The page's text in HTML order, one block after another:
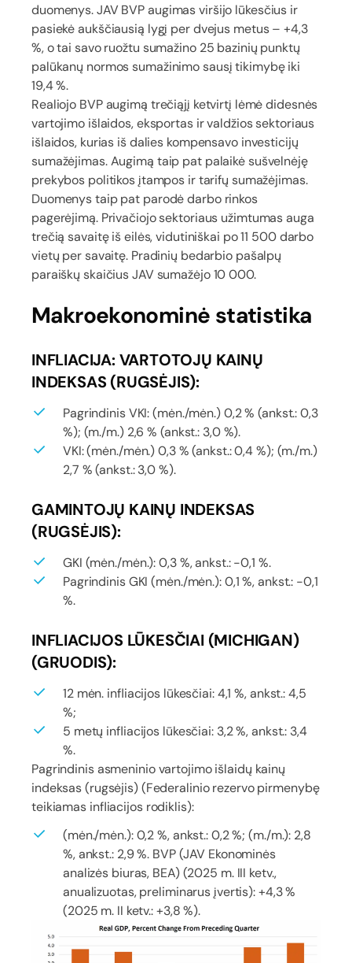
duomenys. JAV BVP augimas viršijo lūkesčius ir
pasiekė aukščiausią lygį per dvejus metus – +4,3
%, o tai savo ruožtu sumažino 25 bazinių punktų
palūkanų normos sumažinimo sausį tikimybę iki
19,4 %.
Realiojo BVP augimą trečiąjį ketvirtį lėmė didesnės
vartojimo išlaidos, eksportas ir valdžios sektoriaus
išlaidos, kurias iš dalies kompensavo investicijų
sumažėjimas. Augimą taip pat palaikė sušvelnėję
prekybos politikos įtampos ir tarifų sumažėjimas.
Duomenys taip pat parodė darbo rinkos
pagerėjimą. Privačiojo sektoriaus užimtumas auga
trečią savaitę iš eilės, vidutiniškai po 11 500 darbo
vietų per savaitę. Pradinių bedarbio pašalpų
paraiškų skaičius JAV sumažėjo 10 000.
Makroekonominė statistika
INFLIACIJA: VARTOTOJŲ KAINŲ
INDEKSAS (RUGSĖJIS):
Pagrindinis VKI: (mėn./mėn.) 0,2 % (ankst.: 0,3
%); (m./m.) 2,6 % (ankst.: 3,0 %).
VKI: (mėn./mėn.) 0,3 % (ankst.: 0,4 %); (m./m.)
2,7 % (ankst.: 3,0 %).
GAMINTOJŲ KAINŲ INDEKSAS
(RUGSĖJIS):
GKI (mėn./mėn.): 0,3 %, ankst.: -0,1 %.
Pagrindinis GKI (mėn./mėn.): 0,1 %, ankst.: -0,1
%.
INFLIACIJOS LŪKESČIAI (MICHIGAN)
(GRUODIS):
12 mėn. infliacijos lūkesčiai: 4,1 %, ankst.: 4,5
%;
5 metų infliacijos lūkesčiai: 3,2 %, ankst.: 3,4
%.
Pagrindinis asmeninio vartojimo išlaidų kainų
indeksas (rugsėjis) (Federalinio rezervo pirmenybę
teikiamas infliacijos rodiklis):
(mėn./mėn.): 0,2 %, ankst.: 0,2 %; (m./m.): 2,8
%, ankst.: 2,9 %. BVP (JAV Ekonominės
analizės biuras, BEA) (2025 m. III ketv.,
anualizuotas, preliminarus įvertis): +4,3 %
(2025 m. II ketv.: +3,8 %).